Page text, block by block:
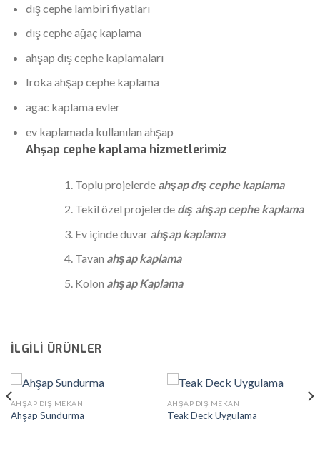
dış cephe lambiri fiyatları
dış cephe ağaç kaplama
ahşap dış cephe kaplamaları
Iroka ahşap cephe kaplama
agac kaplama evler
ev kaplamada kullanılan ahşap
Ahşap cephe kaplama hizmetlerimiz
Toplu projelerde ahşap dış cephe kaplama
Tekil özel projelerde dış ahşap cephe kaplama
Ev içinde duvar ahşap kaplama
Tavan ahşap kaplama
Kolon ahşap Kaplama
İLGILI ÜRÜNLER
AHŞAP DIŞ MEKAN
Ahşap Sundurma
AHŞAP DIŞ MEKAN
Teak Deck Uygulama